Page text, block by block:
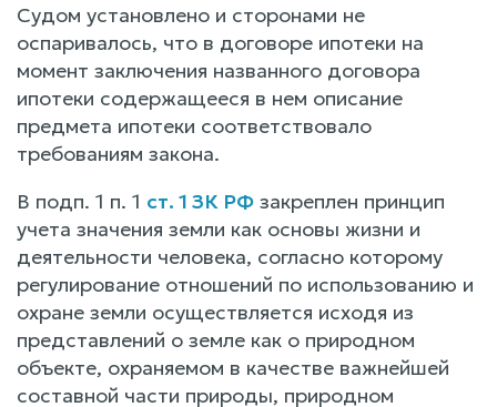
Судом установлено и сторонами не
оспаривалось, что в договоре ипотеки на
момент заключения названного договора
ипотеки содержащееся в нем описание
предмета ипотеки соответствовало
требованиям закона.
В подп. 1 п. 1 ст. 1 ЗК РФ закреплен принцип
учета значения земли как основы жизни и
деятельности человека, согласно которому
регулирование отношений по использованию и
охране земли осуществляется исходя из
представлений о земле как о природном
объекте, охраняемом в качестве важнейшей
составной части природы, природном